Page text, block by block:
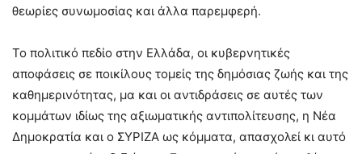
θεωρίες συνωμοσίας και άλλα παρεμφερή.
Το πολιτικό πεδίο στην Ελλάδα, οι κυβερνητικές
αποφάσεις σε ποικίλους τομείς της δημόσιας ζωής και της
καθημερινότητας, μα και οι αντιδράσεις σε αυτές των
κομμάτων ιδίως της αξιωματικής αντιπολίτευσης, η Νέα
Δημοκρατία και ο ΣΥΡΙΖΑ ως κόμματα, απασχολεί κι αυτό